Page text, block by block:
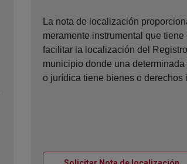
La nota de localización
meramente instrumental que tiene
facilitar la localización del
municipio donde una
o jurídica tiene bienes o derechos